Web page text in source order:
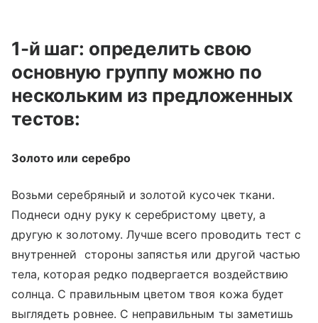
1-й шаг: определить свою
основную группу можно по
нескольким из предложенных
тестов:
Золото или серебро
Возьми серебряный и золотой кусочек ткани.
Поднеси одну руку к серебристому цвету, а
другую к золотому. Лучше всего проводить тест с
внутренней стороны запястья или другой частью
тела, которая редко подвергается воздействию
солнца. С правильным цветом твоя кожа будет
выглядеть ровнее. С неправильным ты заметишь